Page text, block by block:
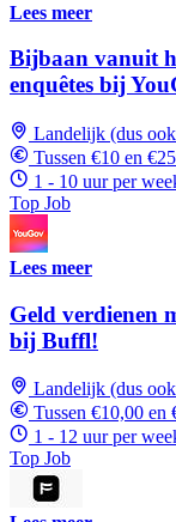
Lees meer
Bijbaan vanuit
enquêtes bij
Landelijk (dus
Tussen €10 en
1 - 10 uur per
Top Job
Lees meer
Geld verdienen
bij Buffl!
Landelijk (dus
Tussen €10,00 en
1 - 12 uur per
Top Job